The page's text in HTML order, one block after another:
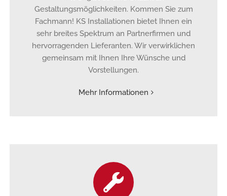
Gestaltungsmöglichkeiten. Kommen Sie zum
Fachmann! KS Installationen bietet Ihnen ein
sehr breites Spektrum an Partnerfirmen und
hervorragenden Lieferanten. Wir verwirklichen
gemeinsam mit Ihnen Ihre Wünsche und
Vorstellungen.
Mehr Informationen